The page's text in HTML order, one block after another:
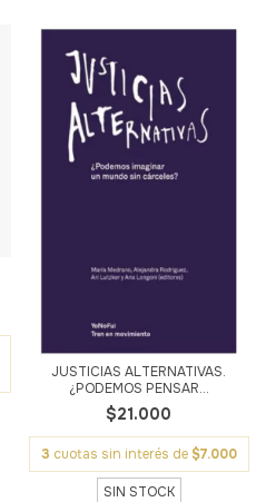
JUSTICIAS ALTERNATIVAS.
¿PODEMOS PENSAR...
$21.000
3 cuotas sin interés de $7.000
SIN STOCK